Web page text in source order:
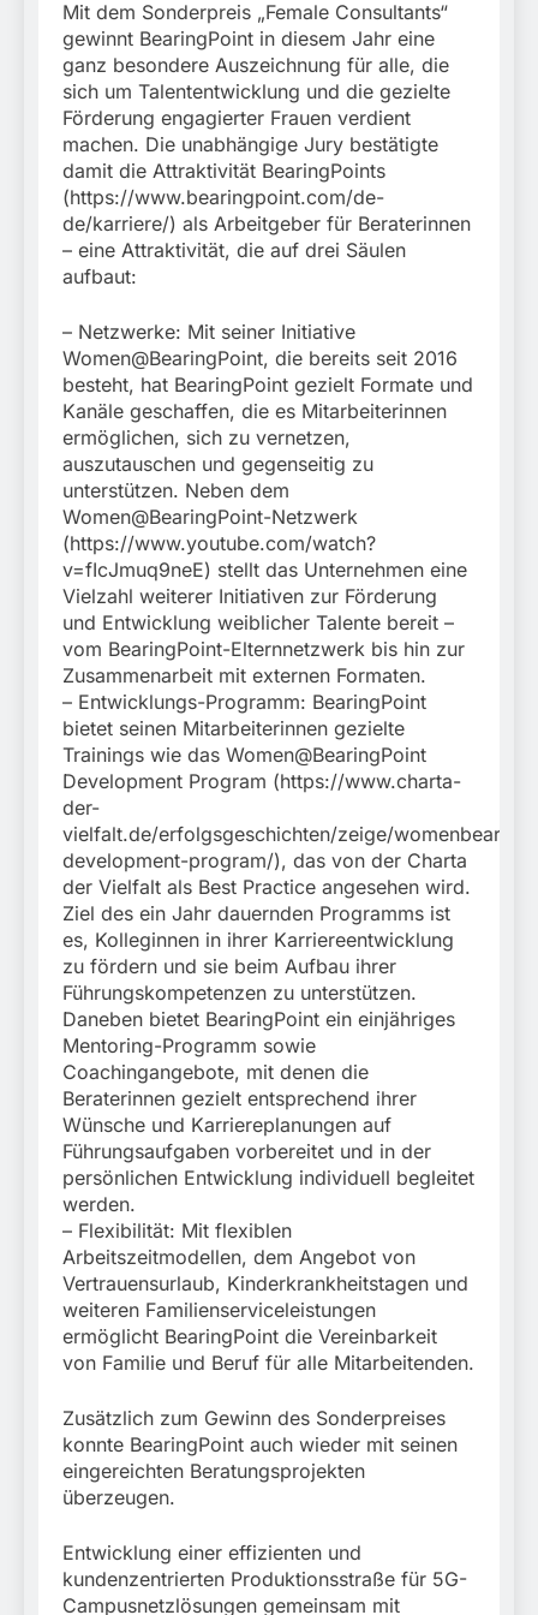
Beinahekollision an
Bahnübergang in Aubing
/ Bundespolizei ermittelt
wegen gefährlichen
Eingriffs in den
Bahnverkehr
5. August 2026
Mit dem Sonderpreis „Female Consultants“
gewinnt BearingPoint in diesem Jahr eine
ganz besondere Auszeichnung für alle, die
sich um Talententwicklung und die gezielte
Förderung engagierter Frauen verdient
machen. Die unabhängige Jury bestätigte
damit die Attraktivität BearingPoints
(https://www.bearingpoint.com/de-
de/karriere/) als Arbeitgeber für Beraterinnen
– eine Attraktivität, die auf drei Säulen
aufbaut:
– Netzwerke: Mit seiner Initiative
Women@BearingPoint, die bereits seit 2016
besteht, hat BearingPoint gezielt Formate und
Kanäle geschaffen, die es Mitarbeiterinnen
ermöglichen, sich zu vernetzen,
auszutauschen und gegenseitig zu
unterstützen. Neben dem
Women@BearingPoint-Netzwerk
(https://www.youtube.com/watch?
v=fIcJmuq9neE) stellt das Unternehmen eine
Vielzahl weiterer Initiativen zur Förderung
und Entwicklung weiblicher Talente bereit –
vom BearingPoint-Elternnetzwerk bis hin zur
Zusammenarbeit mit externen Formaten.
– Entwicklungs-Programm: BearingPoint
bietet seinen Mitarbeiterinnen gezielte
Trainings wie das Women@BearingPoint
Development Program (https://www.charta-
der-
vielfalt.de/erfolgsgeschichten/zeige/
development-program/), das von der Charta
der Vielfalt als Best Practice angesehen wird.
Ziel des ein Jahr dauernden Programms ist
es, Kolleginnen in ihrer Karriereentwicklung
zu fördern und sie beim Aufbau ihrer
Führungskompetenzen zu unterstützen.
Daneben bietet BearingPoint ein einjähriges
Mentoring-Programm sowie
Coachingangebote, mit denen die
Beraterinnen gezielt entsprechend ihrer
Wünsche und Karriereplanungen auf
Führungsaufgaben vorbereitet und in der
persönlichen Entwicklung individuell begleitet
werden.
– Flexibilität: Mit flexiblen
Arbeitszeitmodellen, dem Angebot von
Vertrauensurlaub, Kinderkrankheitstagen und
weiteren Familienserviceleistungen
ermöglicht BearingPoint die Vereinbarkeit
von Familie und Beruf für alle Mitarbeitenden.
Zusätzlich zum Gewinn des Sonderpreises
konnte BearingPoint auch wieder mit seinen
eingereichten Beratungsprojekten
überzeugen.
Entwicklung einer effizienten und
kundenzentrierten Produktionsstraße für 5G-
Campusnetzlösungen gemeinsam mit